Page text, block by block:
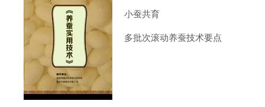
小蚕共育
多批次滚动养蚕技术要点